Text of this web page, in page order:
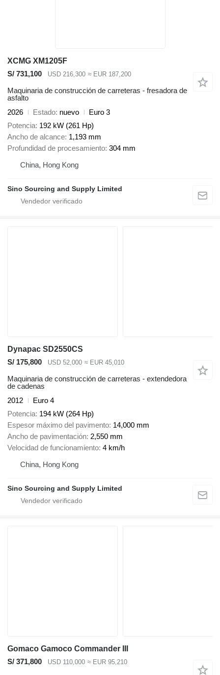
XCMG XM1205F
S/ 731,100
USD 216,300 ≈ EUR 187,200
Maquinaria de construcción de carreteras - fresadora de
asfalto
2026
Estado nuevo
Euro 3
Potencia 192 kW (261 Hp)
Ancho de alcance 1,193 mm
Profundidad de procesamiento 304 mm
China, Hong Kong
Sino Sourcing and Supply Limited
Dynapac SD2550CS
S/ 175,800
USD 52,000 ≈ EUR 45,010
Maquinaria de construcción de carreteras - extendedora
de cadenas
2012
Euro 4
Potencia 194 kW (264 Hp)
Espesor máximo del pavimento 14,000 mm
Ancho de pavimentación 2,550 mm
Velocidad de funcionamiento 4 km/h
China, Hong Kong
Sino Sourcing and Supply Limited
Gomaco Gamoco Commander III
S/ 371,800
USD 110,000 ≈ EUR 95,210